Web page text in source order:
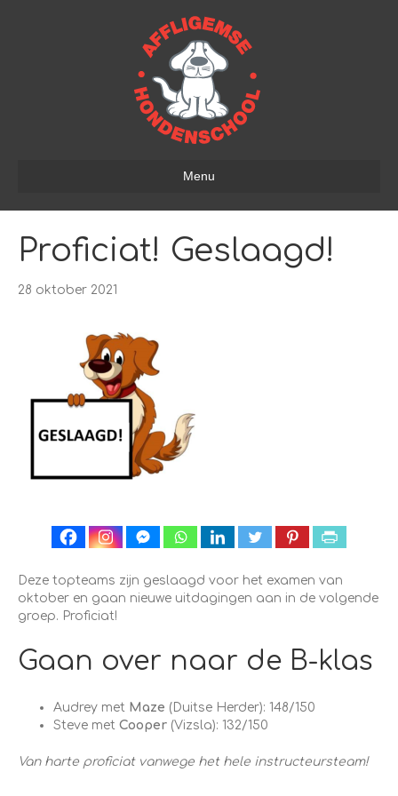
Menu
Proficiat! Geslaagd!
28 oktober 2021
Deze topteams zijn geslaagd voor het examen van
oktober en gaan nieuwe uitdagingen aan in de volgende
groep. Proficiat!
Gaan over naar de B-klas
Audrey met Maze (Duitse Herder): 148/150
Steve met Cooper (Vizsla): 132/150
Van harte proficiat vanwege het hele instructeursteam!